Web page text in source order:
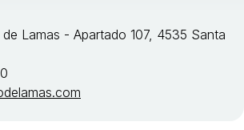
Lamas - Apartado 107, 4535 Santa